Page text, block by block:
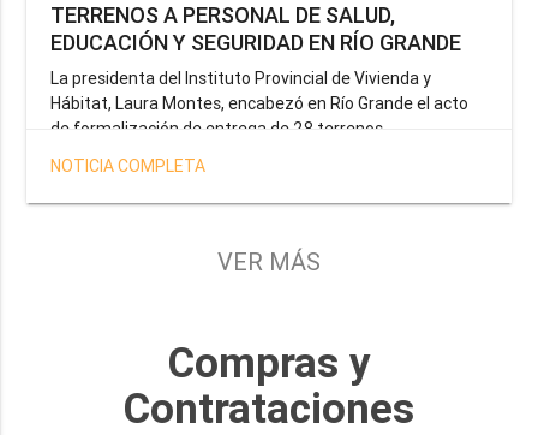
TERRENOS A PERSONAL DE SALUD,
EDUCACIÓN Y SEGURIDAD EN RÍO GRANDE
La presidenta del Instituto Provincial de Vivienda y
Hábitat, Laura Montes, encabezó en Río Grande el acto
de formalización de entrega de 28 terrenos
correspondientes a la operatoria especial anunciada por
el Gobernador Gustavo Melella, la cual tiene como
objetivo brindar una solución habitacional a docentes,
Provincia y del Servicio Penitenciario.
NOTICIA COMPLETA
VER MÁS
Compras y
Contrataciones